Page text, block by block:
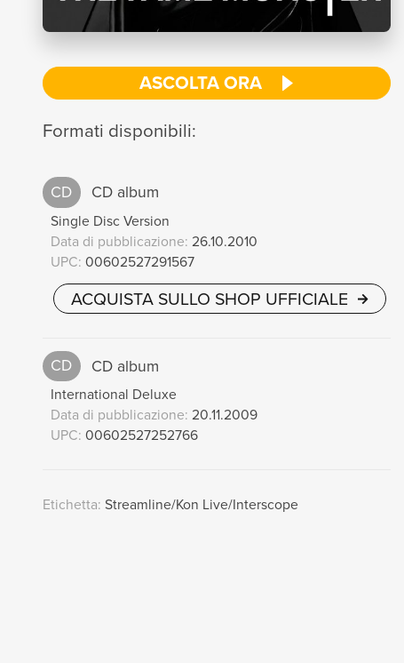
ASCOLTA ORA
Formati disponibili:
CD CD album
Single Disc Version
Data di pubblicazione: 26.10.2010
UPC: 00602527291567
ACQUISTA SULLO SHOP UFFICIALE
CD CD album
International Deluxe
Data di pubblicazione: 20.11.2009
UPC: 00602527252766
Etichetta: Streamline/Kon Live/Interscope